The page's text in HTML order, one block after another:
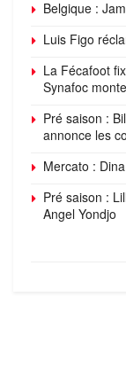
Belgique :
Luis Figo
La Fécafoot
Synafoc
Pré saison :
annonce les
Mercato :
Pré saison :
Angel Yondjo